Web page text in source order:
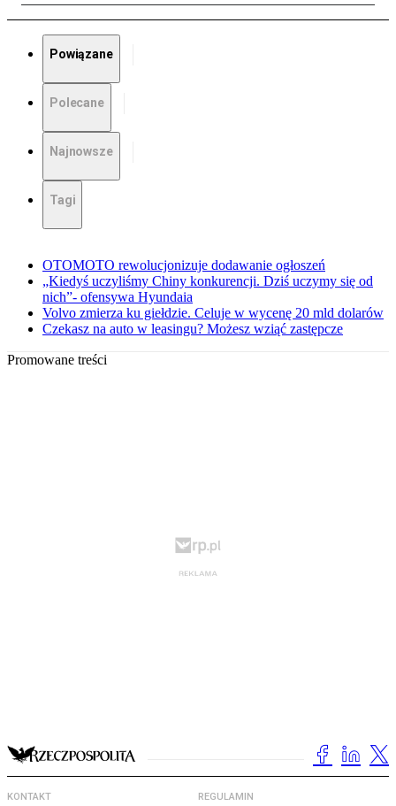
Powiązane
Polecane
Najnowsze
Tagi
OTOMOTO rewolucjonizuje dodawanie ogłoszeń
„Kiedyś uczyliśmy Chiny konkurencji. Dziś uczymy się od
nich”- ofensywa Hyundaia
Volvo zmierza ku giełdzie. Celuje w wycenę 20 mld dolarów
Czekasz na auto w leasingu? Możesz wziąć zastępcze
Promowane treści
KONTAKT REGULAMIN